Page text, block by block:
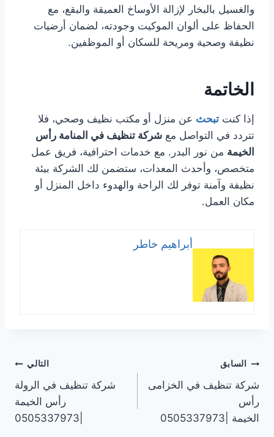
والغسيل بالبخار لإزالة الأوساخ العميقة والبقع، مع
الحفاظ على ألوان الموكيت وجودته، لضمان أرضيات
نظيفة وصحية ومريحة للسكان أو الموظفين.
الخاتمة
إذا كنت تبحث عن منزل أو مكتب نظيف وصحي، فلا
تتردد في التواصل مع شركة تنظيف في المنامة رأس
الخيمة من نور البدر. مع خدمات احترافية، فريق عمل
متخصص، وأحدث المعدات، ستضمن لك الشركة بيئة
نظيفة وآمنة توفر لك الراحة والهدوء داخل المنزل أو
مكان العمل.
أبراهيم خاطر
تصفّح
المقالات
السابق
شركة تنظيف في الخزامى
رأس
الخيمة |0505337973
التالي
شركة تنظيف في الرولة
رأس الخيمة